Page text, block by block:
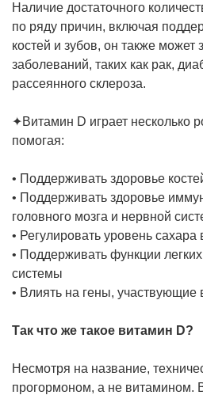
Наличие достаточного
по ряду причин, включая
костей и зубов, он также может
заболеваний, таких как рак,
рассеянного склероза.
✦Витамин D играет несколько
помогая:
• Поддерживать здоровье
• Поддерживать здоровье
головного мозга и нервной
• Регулировать уровень сахара
• Поддерживать функции
системы
• Влиять на гены, участвующие
Так что же такое витамин D?
Несмотря на название,
прогормоном, а не витамином.